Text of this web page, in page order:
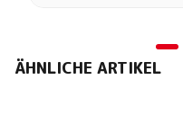
ÄHNLICHE ARTIKEL